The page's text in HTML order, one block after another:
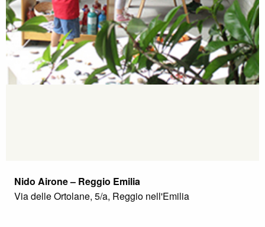
Nido Airone – Reggio Emilia
Via delle Ortolane, 5/a, Reggio nell'Emilia